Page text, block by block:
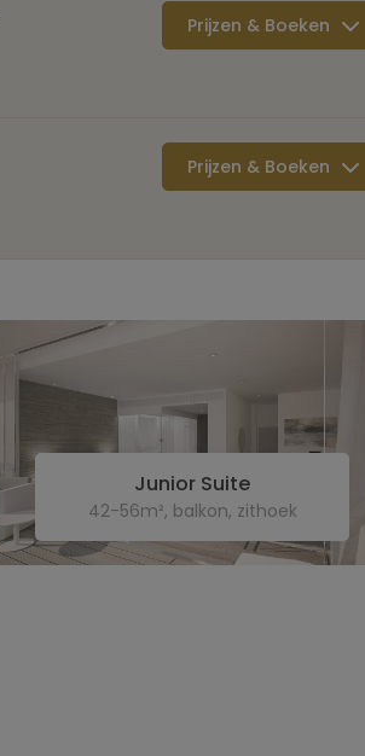
Prijzen & Boeken
Prijzen & Boeken
Junior Suite
42-56m², balkon, zithoek